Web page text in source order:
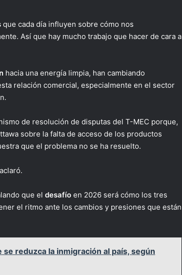
que cada día influyen sobre cómo nos
Así que hay mucho trabajo que hacer de cara a
hacia una energía limpia, han cambiando
relación comercial, especialmente en el sector
de resolución de disputas del T-MEC porque,
sobre la falta de acceso de los productos
que el problema no se ha resuelto.
que el desafío en 2026 será cómo los tres
el ritmo ante los cambios y presiones que están
se reduzca la inmigración al país, según